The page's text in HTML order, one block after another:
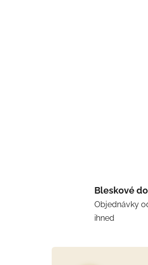
Bleskové
Objednávky
ihned